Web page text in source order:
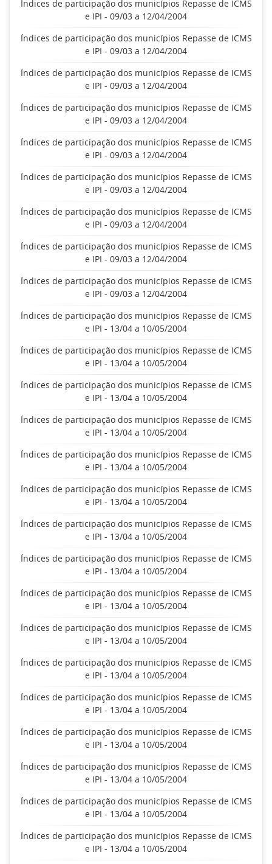
Índices de participação dos municípios Repasse de ICMS
e IPI - 09/03 a 12/04/2004
Índices de participação dos municípios Repasse de ICMS
e IPI - 09/03 a 12/04/2004
Índices de participação dos municípios Repasse de ICMS
e IPI - 09/03 a 12/04/2004
Índices de participação dos municípios Repasse de ICMS
e IPI - 09/03 a 12/04/2004
Índices de participação dos municípios Repasse de ICMS
e IPI - 09/03 a 12/04/2004
Índices de participação dos municípios Repasse de ICMS
e IPI - 09/03 a 12/04/2004
Índices de participação dos municípios Repasse de ICMS
e IPI - 09/03 a 12/04/2004
Índices de participação dos municípios Repasse de ICMS
e IPI - 09/03 a 12/04/2004
Índices de participação dos municípios Repasse de ICMS
e IPI - 09/03 a 12/04/2004
Índices de participação dos municípios Repasse de ICMS
e IPI - 13/04 a 10/05/2004
Índices de participação dos municípios Repasse de ICMS
e IPI - 13/04 a 10/05/2004
Índices de participação dos municípios Repasse de ICMS
e IPI - 13/04 a 10/05/2004
Índices de participação dos municípios Repasse de ICMS
e IPI - 13/04 a 10/05/2004
Índices de participação dos municípios Repasse de ICMS
e IPI - 13/04 a 10/05/2004
Índices de participação dos municípios Repasse de ICMS
e IPI - 13/04 a 10/05/2004
Índices de participação dos municípios Repasse de ICMS
e IPI - 13/04 a 10/05/2004
Índices de participação dos municípios Repasse de ICMS
e IPI - 13/04 a 10/05/2004
Índices de participação dos municípios Repasse de ICMS
e IPI - 13/04 a 10/05/2004
Índices de participação dos municípios Repasse de ICMS
e IPI - 13/04 a 10/05/2004
Índices de participação dos municípios Repasse de ICMS
e IPI - 13/04 a 10/05/2004
Índices de participação dos municípios Repasse de ICMS
e IPI - 13/04 a 10/05/2004
Índices de participação dos municípios Repasse de ICMS
e IPI - 13/04 a 10/05/2004
Índices de participação dos municípios Repasse de ICMS
e IPI - 13/04 a 10/05/2004
Índices de participação dos municípios Repasse de ICMS
e IPI - 13/04 a 10/05/2004
Índices de participação dos municípios Repasse de ICMS
e IPI - 13/04 a 10/05/2004